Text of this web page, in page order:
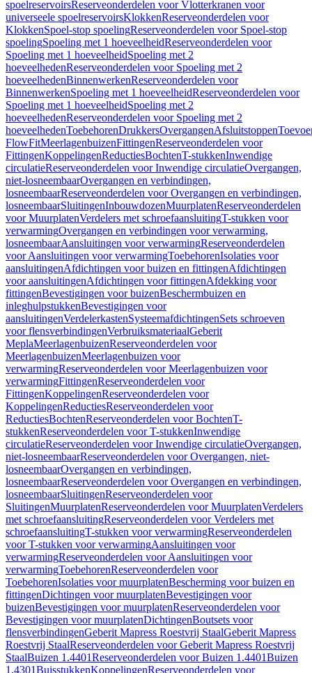
spoelreservoirsReserveonderdelen voor Vlotterkranen voor
universeele spoelreservoirsKlokkenReserveonderdelen voor
KlokkenSpoel-stop spoelingReserveonderdelen voor Spoel-stop
spoelingSpoeling met 1 hoeveelheidReserveonderdelen voor
Spoeling met 1 hoeveelheidSpoeling met 2
hoeveelhedenReserveonderdelen voor Spoeling met 2
hoeveelhedenBinnenwerkenReserveonderdelen voor
BinnenwerkenSpoeling met 1 hoeveelheidReserveonderdelen voor
Spoeling met 1 hoeveelheidSpoeling met 2
hoeveelhedenReserveonderdelen voor Spoeling met 2
hoeveelhedenToebehorenDrukkersOvergangenAfsluitstoppen
FlowFitMeerlagenbuizenFittingenReserveonderdelen voor
FittingenKoppelingenReductiesBochtenT-stukkenInwendige
circulatieReserveonderdelen voor Inwendige circulatieOvergangen,
niet-losneembaarOvergangen en verbindingen,
losneembaarReserveonderdelen voor Overgangen en verbindingen,
losneembaarSluitingenInbouwdozenMuurplatenReserveonderdelen
voor MuurplatenVerdelers met schroefaansluitingT-stukken voor
verwarmingOvergangen en verbindingen voor verwarming,
losneembaarAansluitingen voor verwarmingReserveonderdelen
voor Aansluitingen voor verwarmingToebehorenIsolaties voor
aansluitingenAfdichtingen voor buizen en fittingenAfdichtingen
voor aansluitingenAfdichtingen voor fittingenAfdekking voor
fittingenBevestigingen voor buizenBeschermbuizen en
inleghulpstukkenBevestigingen voor
aansluitingenVerdelerkastenSysteemafdichtingenSets schroeven
voor flensverbindingenVerbruiksmateriaalGeberit
MeplaMeerlagenbuizenReserveonderdelen voor
MeerlagenbuizenMeerlagenbuizen voor
verwarmingReserveonderdelen voor Meerlagenbuizen voor
verwarmingFittingenReserveonderdelen voor
FittingenKoppelingenReserveonderdelen voor
KoppelingenReductiesReserveonderdelen voor
ReductiesBochtenReserveonderdelen voor BochtenT-
stukkenReserveonderdelen voor T-stukkenInwendige
circulatieReserveonderdelen voor Inwendige circulatieOvergangen,
niet-losneembaarReserveonderdelen voor Overgangen, niet-
losneembaarOvergangen en verbindingen,
losneembaarReserveonderdelen voor Overgangen en verbindingen,
losneembaarSluitingenReserveonderdelen voor
SluitingenMuurplatenReserveonderdelen voor MuurplatenVerdelers
met schroefaansluitingReserveonderdelen voor Verdelers met
schroefaansluitingT-stukken voor verwarmingReserveonderdelen
voor T-stukken voor verwarmingAansluitingen voor
verwarmingReserveonderdelen voor Aansluitingen voor
verwarmingToebehorenReserveonderdelen voor
ToebehorenIsolaties voor muurplatenBescherming voor buizen en
fittingenDichtingen voor muurplatenBevestigingen voor
buizenBevestigingen voor muurplatenReserveonderdelen voor
Bevestigingen voor muurplatenDichtingenBoutsets voor
flensverbindingenGeberit Mapress Roestvrij StaalGeberit Mapress
Roestvrij StaalReserveonderdelen voor Geberit Mapress Roestvrij
StaalBuizen 1.4401Reserveonderdelen voor Buizen 1.4401Buizen
1.4301BuisstukkenKoppelingenReserveonderdelen voor